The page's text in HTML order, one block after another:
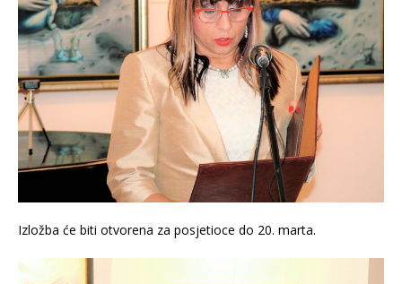
Izložba će biti otvorena za posjetioce do 20. marta.